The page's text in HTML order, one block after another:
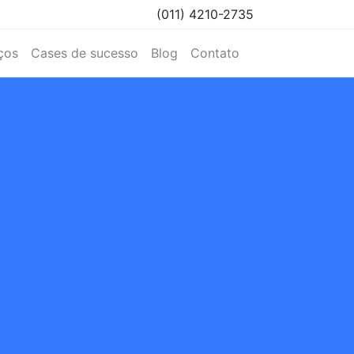
(011) 4210-2735
Cases de sucesso Blog Contato